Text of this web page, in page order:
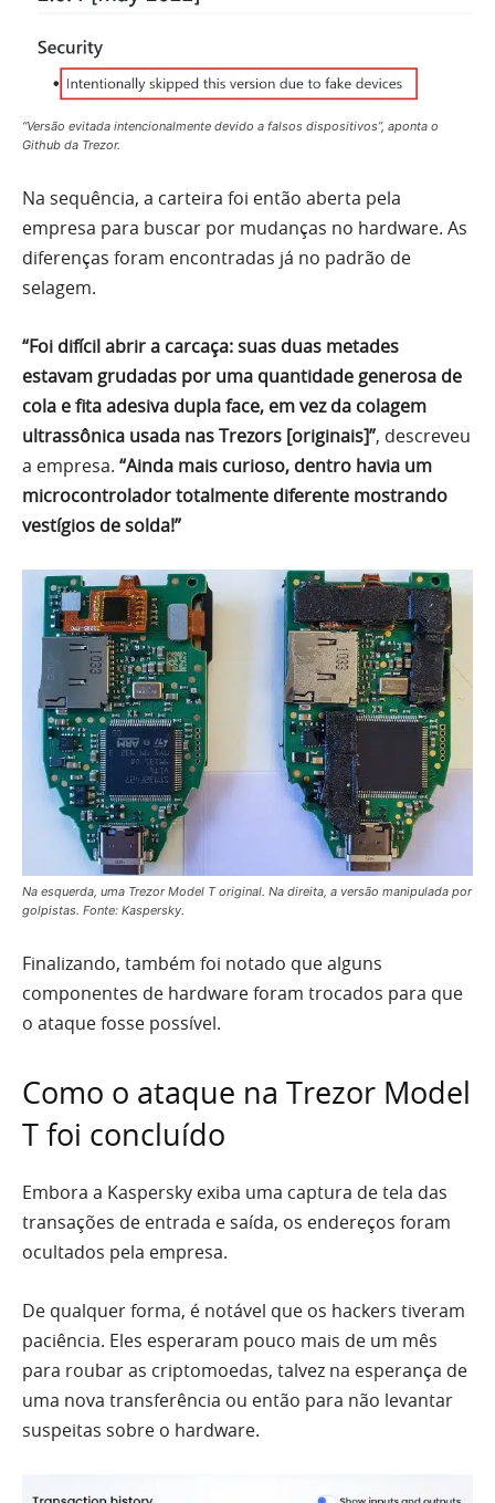
“Versão evitada intencionalmente devido a falsos dispositivos”, aponta o
Github da Trezor.
Na sequência, a carteira foi então aberta pela
empresa para buscar por mudanças no hardware. As
diferenças foram encontradas já no padrão de
selagem.
“Foi difícil abrir a carcaça: suas duas metades
estavam grudadas por uma quantidade generosa de
cola e fita adesiva dupla face, em vez da colagem
ultrassônica usada nas Trezors [originais]”, descreveu
a empresa. “Ainda mais curioso, dentro havia um
microcontrolador totalmente diferente mostrando
vestígios de solda!”
Na esquerda, uma Trezor Model T original. Na direita, a versão manipulada por
golpistas. Fonte: Kaspersky.
Finalizando, também foi notado que alguns
componentes de hardware foram trocados para que
o ataque fosse possível.
Como o ataque na Trezor Model
T foi concluído
Embora a Kaspersky exiba uma captura de tela das
transações de entrada e saída, os endereços foram
ocultados pela empresa.
De qualquer forma, é notável que os hackers tiveram
paciência. Eles esperaram pouco mais de um mês
para roubar as criptomoedas, talvez na esperança de
uma nova transferência ou então para não levantar
suspeitas sobre o hardware.